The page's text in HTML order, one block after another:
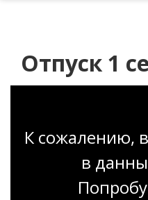
Отпуск 1
К сожалению,
в